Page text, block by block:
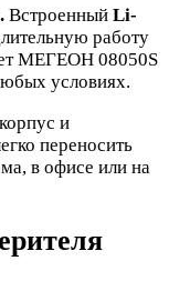
Встроенный Li-
работу
МЕГЕОН 08050S
условиях.
и
переносить
в офисе или на